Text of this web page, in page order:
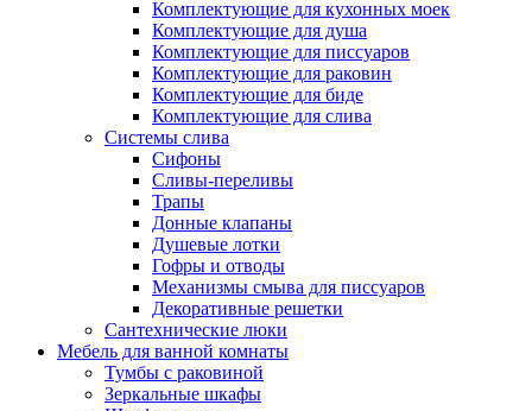
Комплектующие для кухонных моек
Комплектующие для душа
Комплектующие для писсуаров
Комплектующие для раковин
Комплектующие для биде
Комплектующие для слива
Системы слива
Сифоны
Сливы-переливы
Трапы
Донные клапаны
Душевые лотки
Гофры и отводы
Механизмы смыва для писсуаров
Декоративные решетки
Сантехнические люки
Мебель для ванной комнаты
Тумбы с раковиной
Зеркальные шкафы